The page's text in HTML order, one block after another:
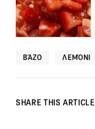
ΒΆΖΟ ΛΕΜΌΝΙ
SHARE THIS ARTICLE